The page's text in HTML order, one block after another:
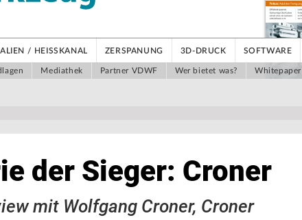
/ HEISSKANAL ZERSPANUNG 3D-DRUCK SOFTWARE
Mediathek Partner VDWF Wer bietet was? Whitepaper
der Sieger: Croner
mit Wolfgang Croner, Croner